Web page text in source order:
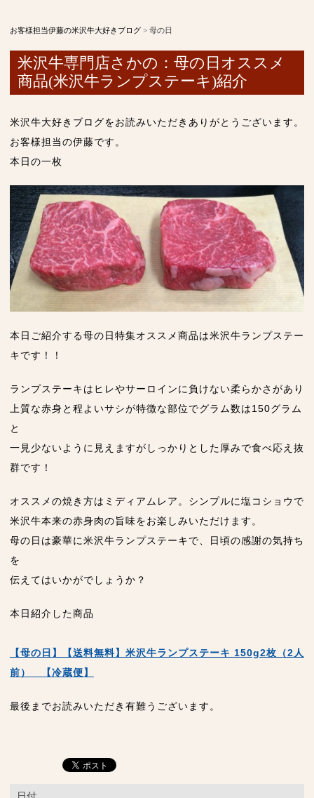
お客様担当伊藤の米沢牛大好きブログ > 母の日
米沢牛専門店さかの：母の日オススメ
商品(米沢牛ランプステーキ)紹介
米沢牛大好きブログをお読みいただきありがとうございます。
お客様担当の伊藤です。
本日の一枚
本日ご紹介する母の日特集オススメ商品は米沢牛ランプステー
キです！！
ランプステーキはヒレやサーロインに負けない柔らかさがあり
上質な赤身と程よいサシが特徴な部位でグラム数は150グラム
と
一見少ないように見えますがしっかりとした厚みで食べ応え抜
群です！
オススメの焼き方はミディアムレア。シンプルに塩コショウで
米沢牛本来の赤身肉の旨味をお楽しみいただけます。
母の日は豪華に米沢牛ランプステーキで、日頃の感謝の気持ち
を
伝えてはいかがでしょうか？
本日紹介した商品
【母の日】【送料無料】米沢牛ランプステーキ 150g2枚（2人
前） 【冷蔵便】
最後までお読みいただき有難うございます。